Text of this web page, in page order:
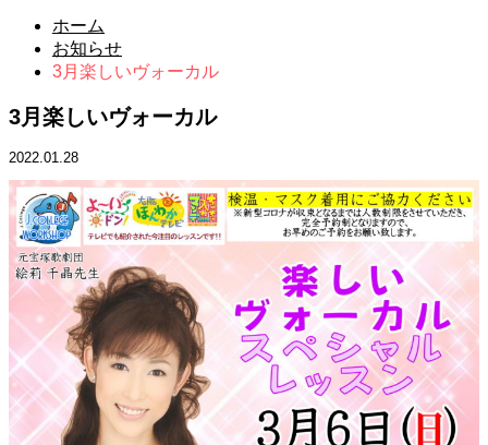
ホーム
お知らせ
3月楽しいヴォーカル
3月楽しいヴォーカル
2022.01.28